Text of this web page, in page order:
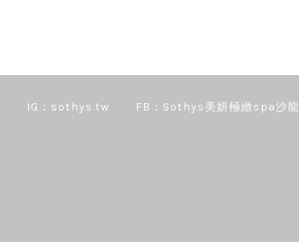
IG：sothys.tw
FB：Sothys美妍極緻spa沙龍